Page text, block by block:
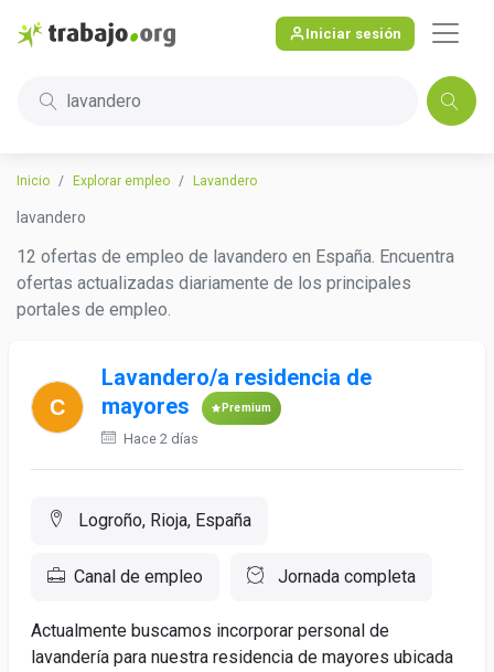
Iniciar sesión
lavandero
Inicio Explorar empleo Lavandero
lavandero
12 ofertas de empleo de lavandero en España. Encuentra
ofertas actualizadas diariamente de los principales
portales de empleo.
Lavandero/a residencia de
mayores
Premium
Hace 2 días
Logroño, Rioja, España
Canal de empleo Jornada completa
Actualmente buscamos incorporar personal de
lavandería para nuestra residencia de mayores ubicada